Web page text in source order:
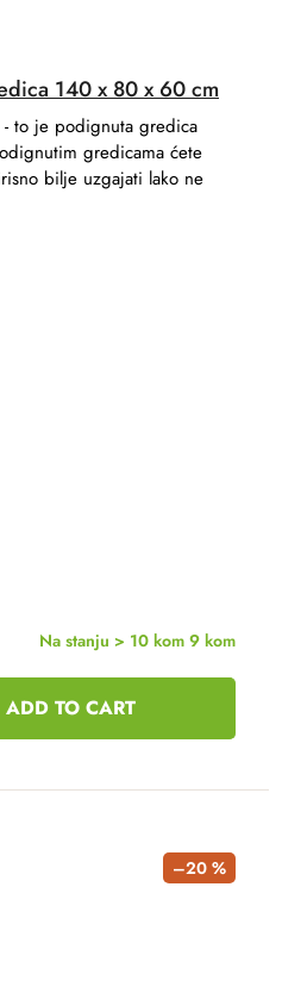
140 x 80 x 60 cm
Na stanju > 10 kom 9 kom
ADD TO CART
- to je podignuta gredica
gredicama ćete
bilje uzgajati lako ne
–20 %